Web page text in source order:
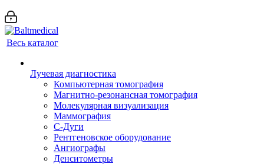
Весь каталог
Лучевая диагностика
Компьютерная томография
Магнитно-резонансная томография
Молекулярная визуализация
Маммография
С-Дуги
Рентгеновское оборудование
Ангиографы
Денситометры